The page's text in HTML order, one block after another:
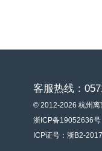
客服热线：
© 2012-2026 杭州离
浙ICP备19052636号
ICP证号：浙B2-